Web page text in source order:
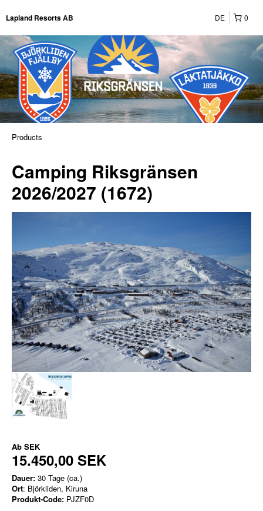
Lapland Resorts AB 0
DE
Products
Camping Riksgränsen
2026/2027 (1672)
Ab SEK
15.450,00 SEK
Dauer: 30 Tage (ca.)
Ort: Björkliden, Kiruna
Produkt-Code: PJZF0D